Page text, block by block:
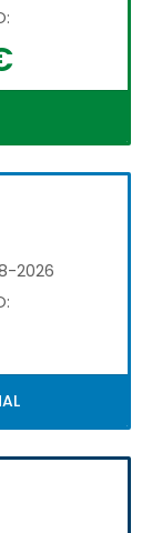
2026